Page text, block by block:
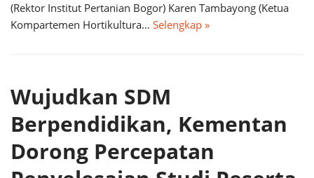
(Rektor Institut Pertanian Bogor) Karen Tambayong (Ketua
Kompartemen Hortikultura… Selengkap »
Wujudkan SDM
Berpendidikan, Kementan
Dorong Percepatan